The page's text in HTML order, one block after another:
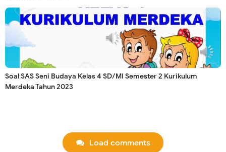
Soal SAS Seni Budaya Kelas 4 SD/MI Semester 2 Kurikulum
Merdeka Tahun 2023
Load comments